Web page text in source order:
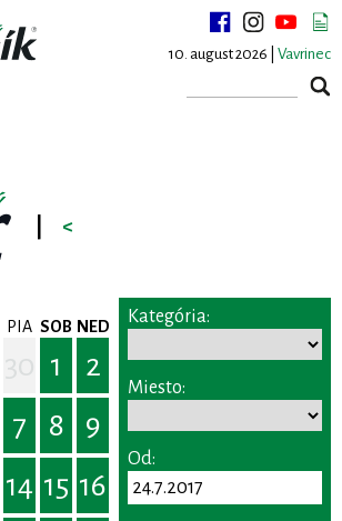
10. august 2026 | Vavrinec
<
PIA SOB NED
1
2
7 8
9
14 15 16
Kategória:
Miesto:
Od: